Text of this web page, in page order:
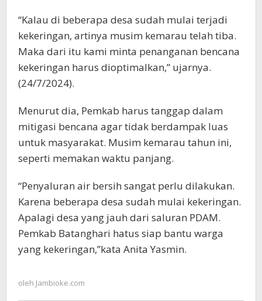
“Kalau di beberapa desa sudah mulai terjadi
kekeringan, artinya musim kemarau telah tiba.
Maka dari itu kami minta penanganan bencana
kekeringan harus dioptimalkan,” ujarnya.
(24/7/2024).
Menurut dia, Pemkab harus tanggap dalam
mitigasi bencana agar tidak berdampak luas
untuk masyarakat. Musim kemarau tahun ini,
seperti memakan waktu panjang.
“Penyaluran air bersih sangat perlu dilakukan.
Karena beberapa desa sudah mulai kekeringan.
Apalagi desa yang jauh dari saluran PDAM.
Pemkab Batanghari hatus siap bantu warga
yang kekeringan,”kata Anita Yasmin.
oleh Jambioke.com